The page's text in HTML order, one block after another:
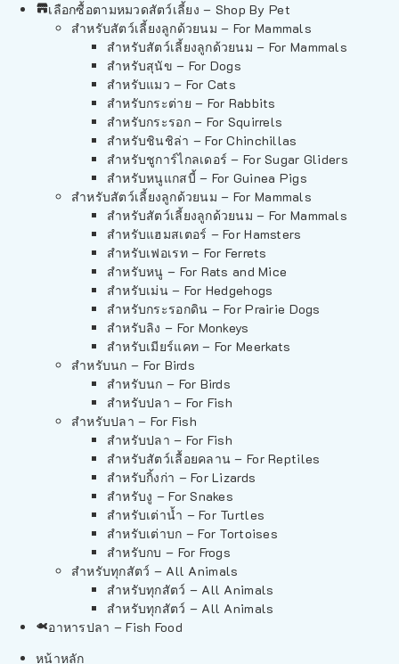
เลือกซื้อตามหมวดสัตว์เลี้ยง – Shop By Pet
สำหรับสัตว์เลี้ยงลูกด้วยนม – For Mammals
สำหรับสัตว์เลี้ยงลูกด้วยนม – For Mammals
สำหรับสุนัข – For Dogs
สำหรับแมว – For Cats
สำหรับกระต่าย – For Rabbits
สำหรับกระรอก – For Squirrels
สำหรับชินชิล่า – For Chinchillas
สำหรับชูการ์ไกลเดอร์ – For Sugar Gliders
สำหรับหนูแกสบี้ – For Guinea Pigs
สำหรับสัตว์เลี้ยงลูกด้วยนม – For Mammals
สำหรับสัตว์เลี้ยงลูกด้วยนม – For Mammals
สำหรับแฮมสเตอร์ – For Hamsters
สำหรับเฟอเรท – For Ferrets
สำหรับหนู – For Rats and Mice
สำหรับเม่น – For Hedgehogs
สำหรับกระรอกดิน – For Prairie Dogs
สำหรับลิง – For Monkeys
สำหรับเมียร์แคท – For Meerkats
สำหรับนก – For Birds
สำหรับนก – For Birds
สำหรับปลา – For Fish
สำหรับปลา – For Fish
สำหรับปลา – For Fish
สำหรับสัตว์เลื้อยคลาน – For Reptiles
สำหรับกิ้งก่า – For Lizards
สำหรับงู – For Snakes
สำหรับเต่าน้ำ – For Turtles
สำหรับเต่าบก – For Tortoises
สำหรับกบ – For Frogs
สำหรับทุกสัตว์ – All Animals
สำหรับทุกสัตว์ – All Animals
สำหรับทุกสัตว์ – All Animals
อาหารปลา – Fish Food
หน้าหลัก